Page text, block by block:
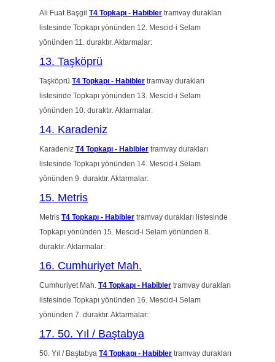
Ali Fuat Başgil T4 Topkapı - Habibler tramvay durakları
listesinde Topkapı yönünden 12. Mescid-i Selam
yönünden 11. duraktır. Aktarmalar:
13. Taşköprü
Taşköprü T4 Topkapı - Habibler tramvay durakları
listesinde Topkapı yönünden 13. Mescid-i Selam
yönünden 10. duraktır. Aktarmalar:
14. Karadeniz
Karadeniz T4 Topkapı - Habibler tramvay durakları
listesinde Topkapı yönünden 14. Mescid-i Selam
yönünden 9. duraktır. Aktarmalar:
15. Metris
Metris T4 Topkapı - Habibler tramvay durakları listesinde
Topkapı yönünden 15. Mescid-i Selam yönünden 8.
duraktır. Aktarmalar:
16. Cumhuriyet Mah.
Cumhuriyet Mah. T4 Topkapı - Habibler tramvay durakları
listesinde Topkapı yönünden 16. Mescid-i Selam
yönünden 7. duraktır. Aktarmalar:
17. 50. Yıl / Baştabya
50. Yıl / Baştabya T4 Topkapı - Habibler tramvay durakları